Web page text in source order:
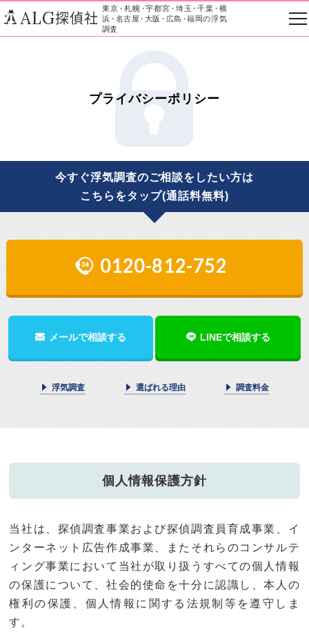
東京・札幌・宇都宮・埼玉・千葉・横
浜・名古屋・大阪 ・広島・福岡の浮気
調査
ALG探偵社
プライバシーポリシー
今すぐ浮気調査のご相談をしたい方は
こちらをタップ(通話料無料)
0120-812-752
メールで相談する LINEで相談する
浮気調査 選ばれる理由 調査料金
個人情報保護方針
当社は、探偵調査事業および探偵調査員育成事業、イ
ンターネット広告作成事業、またそれらのコンサルテ
ィング事業において当社が取り扱うすべての個人情報
の保護について、社会的使命を十分に認識し、本人の
権利の保護、個人情報に関する法規制等を遵守しま
す。